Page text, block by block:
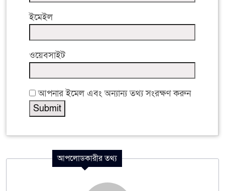
ইমেইল
ওয়েবসাইট
আপনার ইমেল এবং অন্যান্য তথ্য সংরক্ষণ করুন
আপলোডকারীর তথ্য